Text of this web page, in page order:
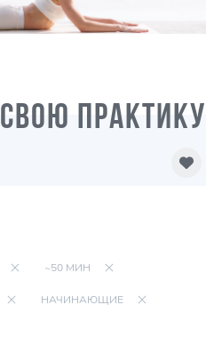
СВОЮ ПРАКТИКУ
~50 МИН
НАЧИНАЮЩИЕ